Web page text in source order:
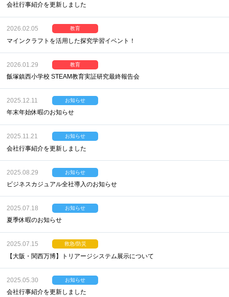
会社行事紹介を更新しました
2026.02.05 教育
マインクラフトを活用した探究学習イベント！
2026.01.29 教育
飯塚鎮西小学校 STEAM教育実証研究最終報告会
2025.12.11 お知らせ
年末年始休暇のお知らせ
2025.11.21 お知らせ
会社行事紹介を更新しました
2025.08.29 お知らせ
ビジネスカジュアル全社導入のお知らせ
2025.07.18 お知らせ
夏季休暇のお知らせ
2025.07.15 救急/防災
【大阪・関西万博】トリアージシステム展示について
2025.05.30 お知らせ
会社行事紹介を更新しました